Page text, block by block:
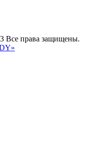
Все права защищены.